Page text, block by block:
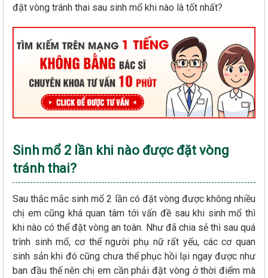
đặt vòng tránh thai sau sinh mổ khi nào là tốt nhất?
Sinh mổ 2 lần khi nào được đặt vòng
tránh thai?
Sau thắc mắc sinh mổ 2 lần có đặt vòng được không nhiều
chị em cũng khá quan tâm tới vấn đề sau khi sinh mổ thì
khi nào có thể đặt vòng an toàn. Như đã chia sẻ thì sau quá
trình sinh mổ, cơ thể người phụ nữ rất yếu, các cơ quan
sinh sản khi đó cũng chưa thể phục hồi lại ngay được như
ban đầu thế nên chị em cần phải đặt vòng ở thời điểm mà